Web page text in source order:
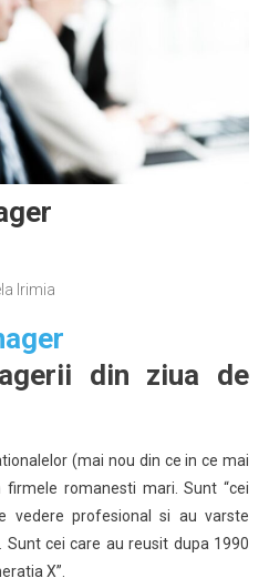
Irimia
din ziua de
(mai nou din ce in ce mai
romanesti mari. Sunt “cei
vedere profesional si au varste
cei care au reusit dupa 1990
X”.